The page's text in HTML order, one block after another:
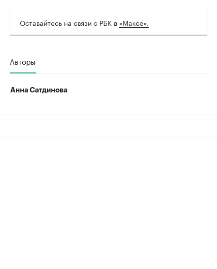
Оставайтесь на связи с РБК в «Максе».
Авторы
Анна Сатдинова